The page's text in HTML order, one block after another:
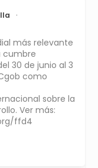
·
más relevante
cumbre
30 de junio al 3
como
sobre la
Ver más:
ffd4